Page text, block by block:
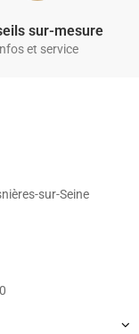
sur-mesure
et service
sur-Seine